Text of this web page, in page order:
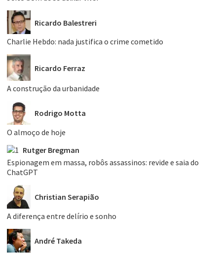
Ricardo Balestreri
Charlie Hebdo: nada justifica o crime cometido
Ricardo Ferraz
A construção da urbanidade
Rodrigo Motta
O almoço de hoje
Rutger Bregman
Espionagem em massa, robôs assassinos: revide e saia do
ChatGPT
Christian Serapião
A diferença entre delírio e sonho
André Takeda